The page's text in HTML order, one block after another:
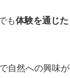
も体験を通じた
自然への興味が